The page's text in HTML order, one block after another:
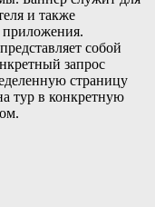
и также
приложения.
собой
запрос
страницу
тур в конкретную